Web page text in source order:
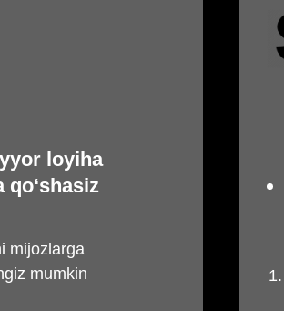
loyiha
qo‘shasiz
mijozlarga
mumkin